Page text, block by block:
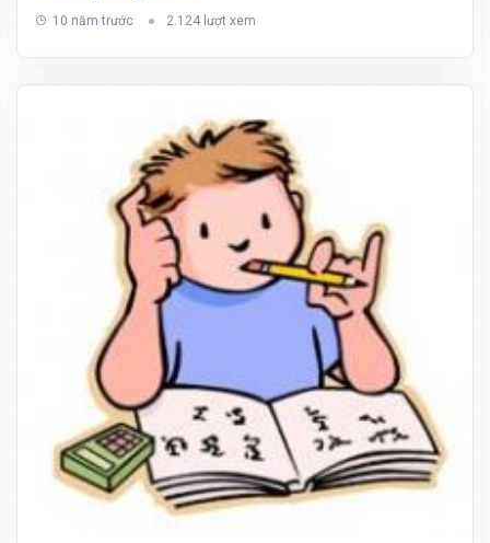
10 năm trước 2.124 lượt xem